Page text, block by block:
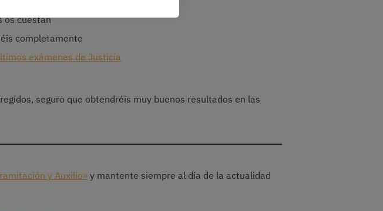
os cuestan
completamente
exámenes de Justicia
seguro que obtendréis muy buenos resultados en las
y Auxilio» y mantente siempre al día de la actualidad